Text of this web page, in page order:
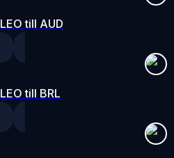
LEO till AUD
LEO till BRL